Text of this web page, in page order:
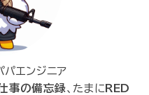
エンジニア
事の備忘録、たまに RED